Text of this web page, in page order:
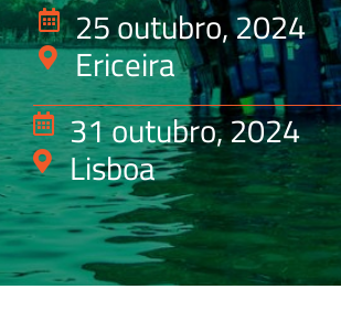
25 outubro, 2024
Ericeira
31 outubro, 2024
Lisboa